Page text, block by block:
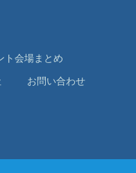
ト会場まとめ
お問い合わせ